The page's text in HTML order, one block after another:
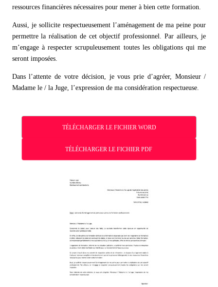
ressources financières nécessaires pour mener à bien cette formation.
Aussi, je sollicite respectueusement l’aménagement de ma peine pour
permettre la réalisation de cet objectif professionnel. Par ailleurs, je
m’engage à respecter scrupuleusement toutes les obligations qui me
seront imposées.
Dans l’attente de votre décision, je vous prie d’agréer, Monsieur /
Madame le / la Juge, l’expression de ma considération respectueuse.
TÉLÉCHARGER LE FICHIER WORD
TÉLÉCHARGER LE FICHIER PDF